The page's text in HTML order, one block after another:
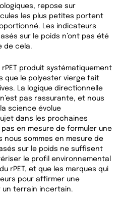
repose sur
les plus petites portent
Les indicateurs
sur le poids n’ont pas été
de cela.
rPET produit systématiquement
que le polyester vierge fait
La logique directionnelle
pas rassurante, et nous
science évolue
dans les prochaines
en mesure de formuler une
nous sommes en mesure de
sur le poids ne suffisent
le profil environnemental
rPET, et que les marques qui
pour affirmer une
un terrain incertain.